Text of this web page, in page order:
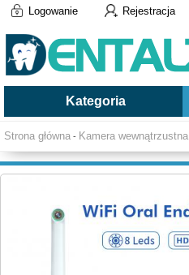
Logowanie Rejestracja
Kategoria
Strona główna - Kamera wewnątrzustna